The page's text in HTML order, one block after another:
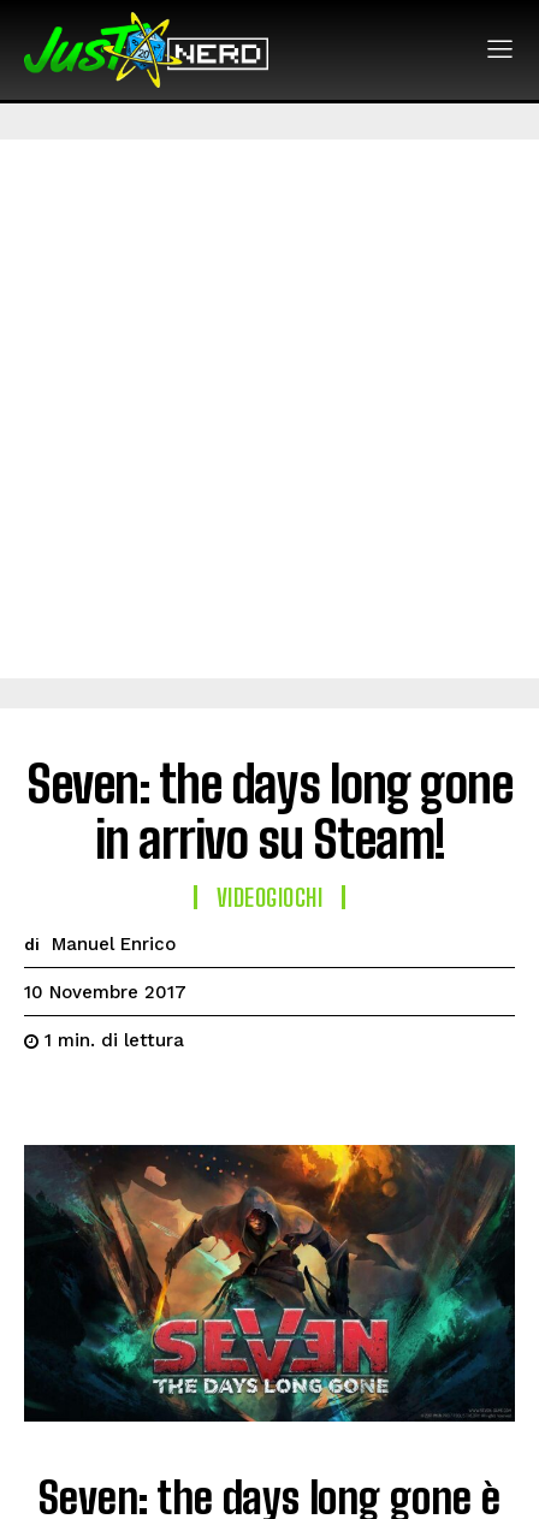
Seven: the days long gone
in arrivo su Steam!
VIDEOGIOCHI
di Manuel Enrico
10 Novembre 2017
1 min. di lettura
Seven: the days long gone è